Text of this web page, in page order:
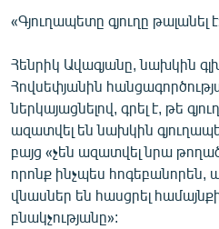
ՓՈԴՔԱՍԹ
Հայերեն
English
Русский
ՀԵՏԵՎԵՔ ՄԵԶ
«Գյուղապետը գյուղը թալանել
Հենրիկ Ավագյանը, նախկին
Հովսեփյանին
ներկայացնելով, գրել է, թե
ազատվել են նախկին
բայց «չեն ազատվել նրա
որոնք ինչպես հոգեբանորեն,
վնասներ են հասցրել
բնակչությանը»: